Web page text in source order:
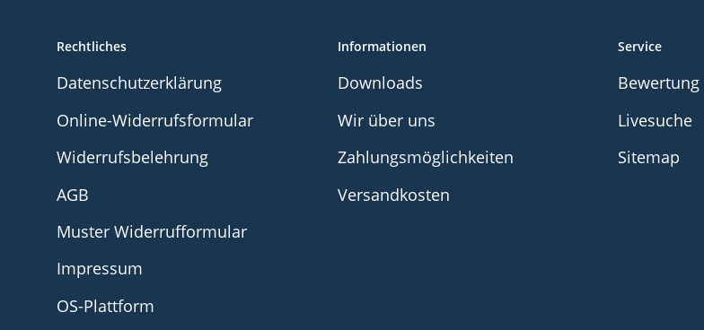
Rechtliches
Datenschutzerklärung
Online-Widerrufsformular
Widerrufsbelehrung
AGB
Muster Widerrufformular
Impressum
OS-Plattform
Informationen
Downloads
Wir über uns
Zahlungsmöglichkeiten
Versandkosten
Service
Bewertung
Livesuche
Sitemap